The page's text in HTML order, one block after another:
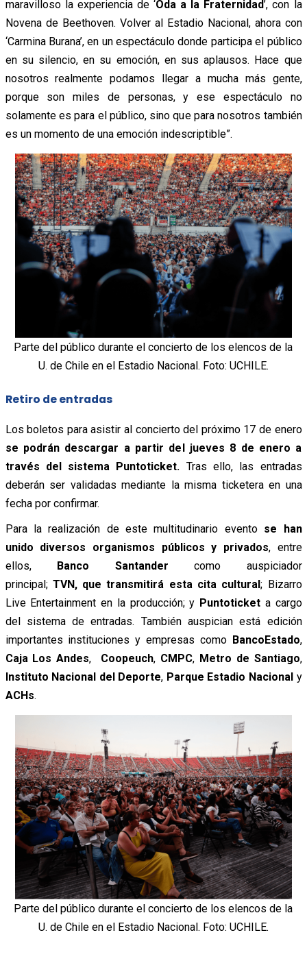
maravilloso la experiencia de ‘Oda a la Fraternidad’, con la
Novena de Beethoven. Volver al Estadio Nacional, ahora con
‘Carmina Burana’, en un espectáculo donde participa el público
en su silencio, en su emoción, en sus aplausos. Hace que
nosotros realmente podamos llegar a mucha más gente,
porque son miles de personas, y ese espectáculo no
solamente es para el público, sino que para nosotros también
es un momento de una emoción indescriptible”.
Parte del público durante el concierto de los elencos de la
U. de Chile en el Estadio Nacional. Foto: UCHILE.
Retiro de entradas
Los boletos para asistir al concierto del próximo 17 de enero
se podrán descargar a partir del jueves 8 de enero a
través del sistema Puntoticket. Tras ello, las entradas
deberán ser validadas mediante la misma ticketera en una
fecha por confirmar.
Para la realización de este multitudinario evento se han
unido diversos organismos públicos y privados, entre
ellos, Banco Santander como auspiciador
principal; TVN, que transmitirá esta cita cultural; Bizarro
Live Entertainment en la producción; y Puntoticket a cargo
del sistema de entradas. También auspician está edición
importantes instituciones y empresas como BancoEstado,
Caja Los Andes, Coopeuch, CMPC, Metro de Santiago,
Instituto Nacional del Deporte, Parque Estadio Nacionaly
ACHs.
Parte del público durante el concierto de los elencos de la
U. de Chile en el Estadio Nacional. Foto: UCHILE.